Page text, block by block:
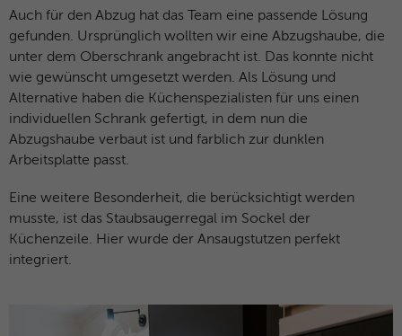
Auch für den Abzug hat das Team eine passende Lösung
gefunden. Ursprünglich wollten wir eine Abzugshaube, die
unter dem Oberschrank angebracht ist. Das konnte nicht
wie gewünscht umgesetzt werden. Als Lösung und
Alternative haben die Küchenspezialisten für uns einen
individuellen Schrank gefertigt, in dem nun die
Abzugshaube verbaut ist und farblich zur dunklen
Arbeitsplatte passt.
Eine weitere Besonderheit, die berücksichtigt werden
musste, ist das Staubsaugerregal im Sockel der
Küchenzeile. Hier wurde der Ansaugstutzen perfekt
integriert.